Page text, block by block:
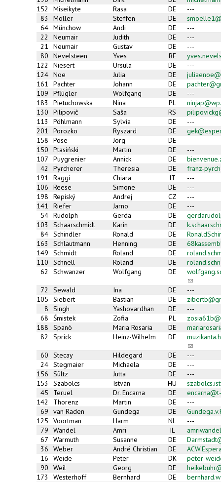
152
Miseikyte Rasa DE
---
83
Möller Steffen DE
64 Münchow Andi DE
---
22
Neumair Judith DE
---
21
Neumair Gustav DE
---
80
Nevelsteen Yves BE
122
Niesert Ursula DE
---
124 Noe Julia DE
161
Pachter Johann DE
109
Pflügler Wolfgang DE
---
183
Pietuchowska Nina PL
130
Pilipoviĉ Saŝa RS
113
Pöhlmann Sylvia DE
---
201
Porozko Ryszard DE
158
Pöse Jörg DE
---
150
Ptasiński Martin DE
---
107
Puygrenier Annick DE
42
Pyrcherer Theresia DE
franz-
191
Raggi Chiara IT
---
106
Reese Simone DE
---
198
Repiský Andrej CZ
---
141
Riefer Jarno DE
---
54 Rudolph Gerda DE
103
Schaarschmidt Karin DE
84 Schindler Ronald DE
163
Schlautmann Henning DE
149
Schmidt Roland DE
110
Schnell Roland DE
62
Schwanzer Wolfgang DE
(link
sends
e-
mail)
72 Sewald Ina DE
---
105
Siebert Bastian DE
8
Singh Yashovardhan DE
---
68
Śmistek Zofia PL
188
Spanò Maria Rosaria DE
82
Sprick Heinz-Wilhelm DE
(link
sends
e-
mail)
60 Stecay Hildegard DE
---
24 Stegmaier Michaela DE
---
156
Sültz Jutta DE
---
153
Szabolcs István HU
45
Teruel Dr. Encarna DE
142
Thorenz Martin DE
---
69
van Raden Gundega DE
125
Voortman Harm NL
---
79
Wandel Amri IL
67
Warmuth Susanne DE
36
Weber André Christian DE
16
Weide Peter DK
peter-
90
Weil Georg DE
173
Westerhoff Bernhard DE